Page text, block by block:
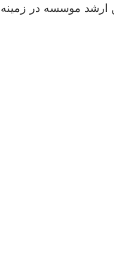
ارشد موسسه در زمینه